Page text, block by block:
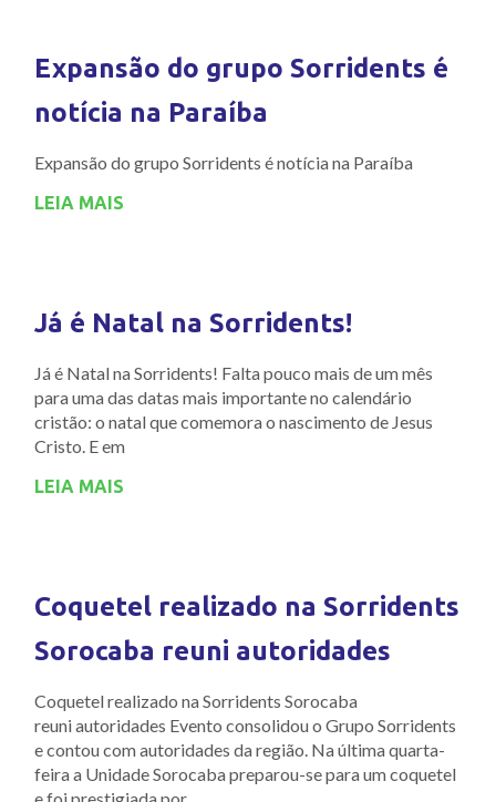
Expansão do grupo Sorridents é
notícia na Paraíba
Expansão do grupo Sorridents é notícia na Paraíba
LEIA MAIS
Já é Natal na Sorridents!
Já é Natal na Sorridents! Falta pouco mais de um mês
para uma das datas mais importante no calendário
cristão: o natal que comemora o nascimento de Jesus
Cristo. E em
LEIA MAIS
Coquetel realizado na Sorridents
Sorocaba reuni autoridades
Coquetel realizado na Sorridents Sorocaba
reuni autoridades Evento consolidou o Grupo Sorridents
e contou com autoridades da região. Na última quarta-
feira a Unidade Sorocaba preparou-se para um coquetel